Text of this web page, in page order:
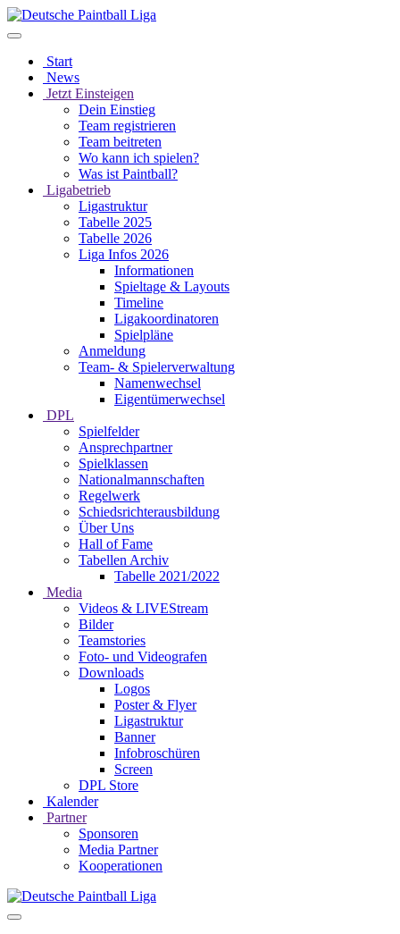
Start
News
Jetzt Einsteigen
Dein Einstieg
Team registrieren
Team beitreten
Wo kann ich spielen?
Was ist Paintball?
Ligabetrieb
Ligastruktur
Tabelle 2025
Tabelle 2026
Liga Infos 2026
Informationen
Spieltage & Layouts
Timeline
Ligakoordinatoren
Spielpläne
Anmeldung
Team- & Spielerverwaltung
Namenwechsel
Eigentümerwechsel
DPL
Spielfelder
Ansprechpartner
Spielklassen
Nationalmannschaften
Regelwerk
Schiedsrichterausbildung
Über Uns
Hall of Fame
Tabellen Archiv
Tabelle 2021/2022
Media
Videos & LIVEStream
Bilder
Teamstories
Foto- und Videografen
Downloads
Logos
Poster & Flyer
Ligastruktur
Banner
Infobroschüren
Screen
DPL Store
Kalender
Partner
Sponsoren
Media Partner
Kooperationen